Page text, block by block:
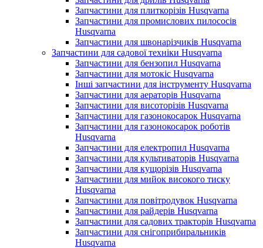
Запчастини для плиткорізів Husqvarna
Запчастини для промислових пилососів
Husqvarna
Запчастини для швонарізчиків Husqvarna
Запчастини для садової техніки Husqvarna
Запчастини для бензопил Husqvarna
Запчастини для мотокіс Husqvarna
Інші запчастини для інструменту Husqvarna
Запчастини для аераторів Husqvarna
Запчастини для висоторізів Husqvarna
Запчастини для газонокосарок Husqvarna
Запчастини для газонокосарок роботів
Husqvarna
Запчастини для електропил Husqvarna
Запчастини для культиваторів Husqvarna
Запчастини для кущорізів Husqvarna
Запчастини для мийок високого тиску
Husqvarna
Запчастини для повітродувок Husqvarna
Запчастини для райдерів Husqvarna
Запчастини для садових тракторів Husqvarna
Запчастини для снігоприбиральників
Husqvarna